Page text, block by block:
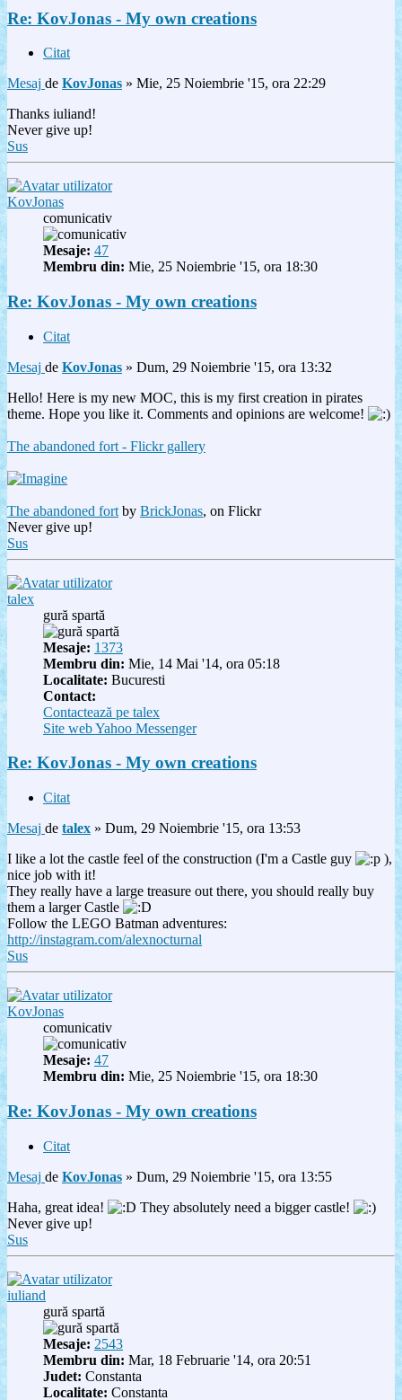
Re: KovJonas - My own creations
Citat
Mesaj de KovJonas » Mie, 25 Noiembrie '15, ora 22:29
Thanks iuliand!
Never give up!
Sus
KovJonas
comunicativ
Mesaje: 47
Membru din: Mie, 25 Noiembrie '15, ora 18:30
Re: KovJonas - My own creations
Citat
Mesaj de KovJonas » Dum, 29 Noiembrie '15, ora 13:32
Hello! Here is my new MOC, this is my first creation in pirates
theme. Hope you like it. Comments and opinions are welcome!
The abandoned fort - Flickr gallery
The abandoned fort by BrickJonas, on Flickr
Never give up!
Sus
talex
gură spartă
Mesaje: 1373
Membru din: Mie, 14 Mai '14, ora 05:18
Localitate: Bucuresti
Contact:
Contactează pe talex
Site webYahoo Messenger
Re: KovJonas - My own creations
Citat
Mesaj de talex » Dum, 29 Noiembrie '15, ora 13:53
I like a lot the castle feel of the construction (I'm a Castle guy
),
nice job with it!
They really have a large treasure out there, you should really buy
them a larger Castle
Follow the LEGO Batman adventures:
http://instagram.com/alexnocturnal
Sus
KovJonas
comunicativ
Mesaje: 47
Membru din: Mie, 25 Noiembrie '15, ora 18:30
Re: KovJonas - My own creations
Citat
Mesaj de KovJonas » Dum, 29 Noiembrie '15, ora 13:55
Haha, great idea!
They absolutely need a bigger castle!
Never give up!
Sus
iuliand
gură spartă
Mesaje: 2543
Membru din: Mar, 18 Februarie '14, ora 20:51
Judet: Constanta
Localitate: Constanta